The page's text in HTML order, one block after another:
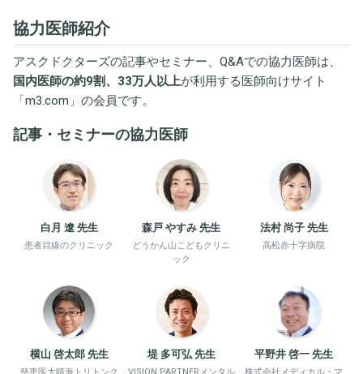
協力医師紹介
アスクドクターズの記事やセミナー、Q&Aでの協力医師は、
国内医師の約9割、33万人以上が利用する医師向けサイト
「m3.com 」の会員です。
記事・セミナーの協力医師
白月 遼 先生
患者目線のクリニック
森戸 やすみ 先生
どうかん山こどもクリニ
ック
法村 尚子 先生
高松赤十字病院
横山 啓太郎 先生 堤 多可弘 先生 平野井 啓一 先生